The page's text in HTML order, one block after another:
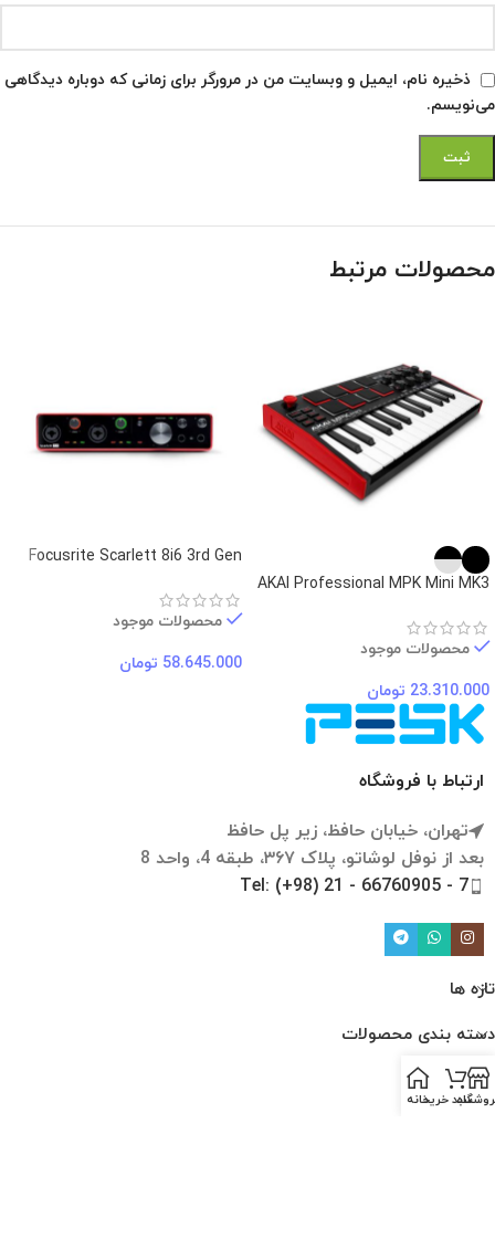
ذخیره نام، ایمیل و وبسایت من در مرورگر برای زمانی که دوباره دیدگاهی
می‌نویسم.
محصولات مرتبط
AKAI Professional MPK Mini MK3
محصولات موجود
23.310.000 تومان
Focusrite Scarlett 8i6 3rd Gen
محصولات موجود
58.645.000 تومان
ارتباط با فروشگاه
تهران، خیابان حافظ، زیر پل حافظ
بعد از نوفل لوشاتو، پلاک ۳۶۷، طبقه 4، واحد 8
Tel: (+98) 21 - 66760905 - 7
تازه ها
دسته بندی محصولات
لینک ها
سبد خریدخانه